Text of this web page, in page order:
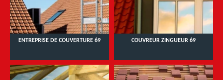
ENTREPRISE DE COUVERTURE 69 COUVREUR ZINGUEUR 69